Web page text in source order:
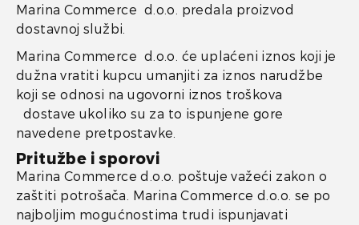
Marina Commerce d.o.o. predala proizvod
dostavnoj službi.
Marina Commerce d.o.o. će uplaćeni iznos koji je
dužna vratiti kupcu umanjiti za iznos narudžbe
koji se odnosi na ugovorni iznos troškova
dostave ukoliko su za to ispunjene gore
navedene pretpostavke.
Pritužbe i sporovi
Marina Commerce d.o.o. poštuje važeći zakon o
zaštiti potrošača. Marina Commerce d.o.o. se po
najboljim mogućnostima trudi ispunjavati